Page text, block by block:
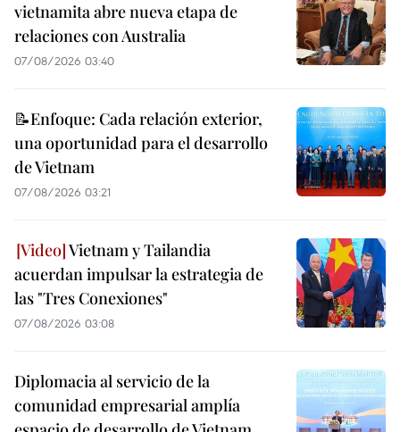
vietnamita abre nueva etapa de
relaciones con Australia
07/08/2026 03:40
📝Enfoque: Cada relación exterior,
una oportunidad para el desarrollo
de Vietnam
07/08/2026 03:21
Vietnam y Tailandia
acuerdan impulsar la estrategia de
las "Tres Conexiones"
07/08/2026 03:08
Diplomacia al servicio de la
comunidad empresarial amplía